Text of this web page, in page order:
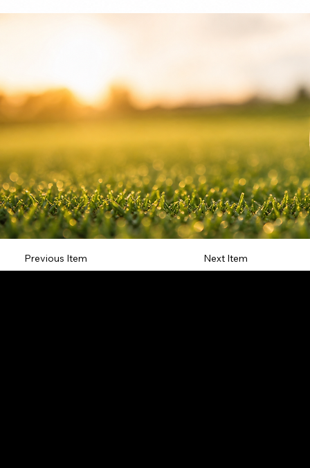
Previous Item Next Item